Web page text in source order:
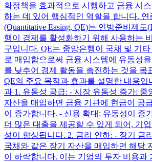
화정책을 효과적으로 시행하고 금융 시
하는 데 있어 핵심적인 역할을 합니다. 연
(Quantitative Easing, QE)는 연방준비제도
행이 경제를 활성화하기 위해 사용하는
구입니다. QE는 중앙은행이 국채 및 기
로 매입함으로써 금융 시스템에 유동성
를 낮추어 경제 활동을 촉진하는 것을 목
QE의 주요 목적과 효과를 설명한 내용입
과 1. 유동성 공급: - 시장 유동성 증가: 중
자산을 매입하면 금융 기관에 현금이 공
이 증가합니다. - 신용 확대: 유동성이 증
더 많은 대출을 제공할 수 있게 되어, 기
성이 향상됩니다. 2. 금리 인하: - 장기 금
국채와 같은 장기 자산을 매입하면 해당
이 하락합니다. 이는 기업의 투자 비용과